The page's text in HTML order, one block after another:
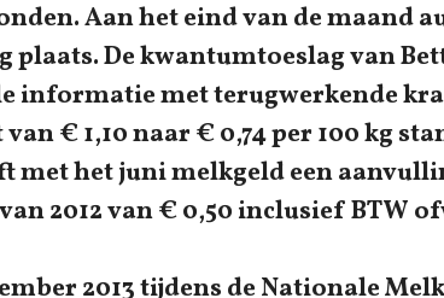
Aan het eind van de maand
plaats. De kwantumtoeslag van
informatie met terugwerkende
van € 1,10 naar € 0,74 per 100 kg
met het juni melkgeld een
2012 van € 0,50 inclusief BTW
2013 tijdens de Nationale